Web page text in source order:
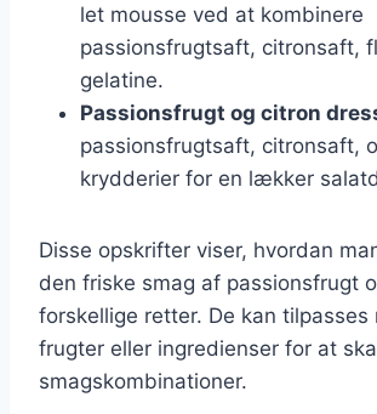
let mousse ved at kombinere
passionsfrugtsaft, citronsaft,
gelatine.
Passionsfrugt og citron
passionsfrugtsaft, citronsaft,
krydderier for en lækker
Disse opskrifter viser, hvordan
den friske smag af passionsfrugt
forskellige retter. De kan tilpasses
frugter eller ingredienser for at
smagskombinationer.